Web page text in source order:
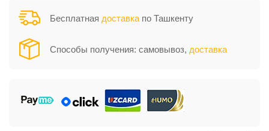
Бесплатная доставка по Ташкенту
Способы получения: самовывоз, доставка